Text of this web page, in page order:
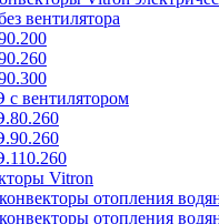
вентилятора
вентилятором
Vitron
отопления
отопления